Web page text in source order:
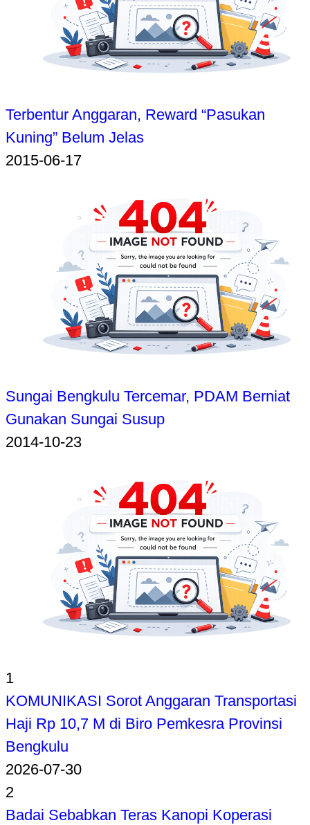
Terbentur Anggaran, Reward “Pasukan
Kuning” Belum Jelas
2015-06-17
Sungai Bengkulu Tercemar, PDAM Berniat
Gunakan Sungai Susup
2014-10-23
1
KOMUNIKASI Sorot Anggaran Transportasi
Haji Rp 10,7 M di Biro Pemkesra Provinsi
Bengkulu
2026-07-30
2
Badai Sebabkan Teras Kanopi Koperasi